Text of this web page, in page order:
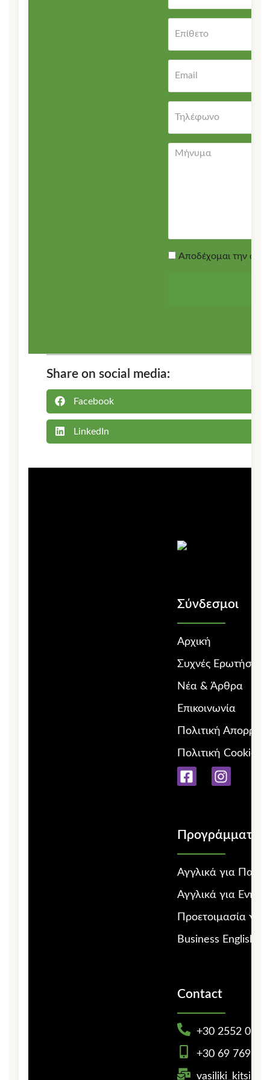
Αποδέχομαι την
Share on social media:
Facebook
LinkedIn
Σύνδεσμοι
Αρχική
Συχνές Ερωτήσεις
Νέα & Άρθρα
Επικοινωνία
Πολιτική
Πολιτική Cookies
Προγράμματα
Αγγλικά για
Αγγλικά για
Προετοιμασία για
Business English
Contact
+30 2552 0
+30 69 7693